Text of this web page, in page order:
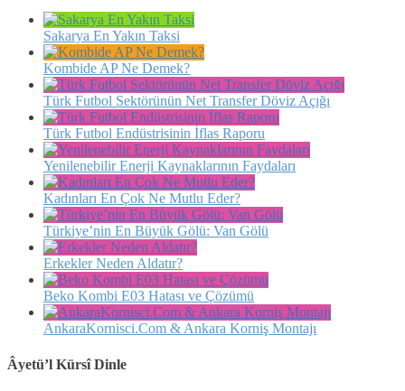
Sakarya En Yakın Taksi
Kombide AP Ne Demek?
Türk Futbol Sektörünün Net Transfer Döviz Açığı
Türk Futbol Endüstrisinin İflas Raporu
Yenilenebilir Enerji Kaynaklarının Faydaları
Kadınları En Çok Ne Mutlu Eder?
Türkiye’nin En Büyük Gölü: Van Gölü
Erkekler Neden Aldatır?
Beko Kombi E03 Hatası ve Çözümü
AnkaraKornisci.Com & Ankara Korniş Montajı
Âyetü’l Kürsî Dinle